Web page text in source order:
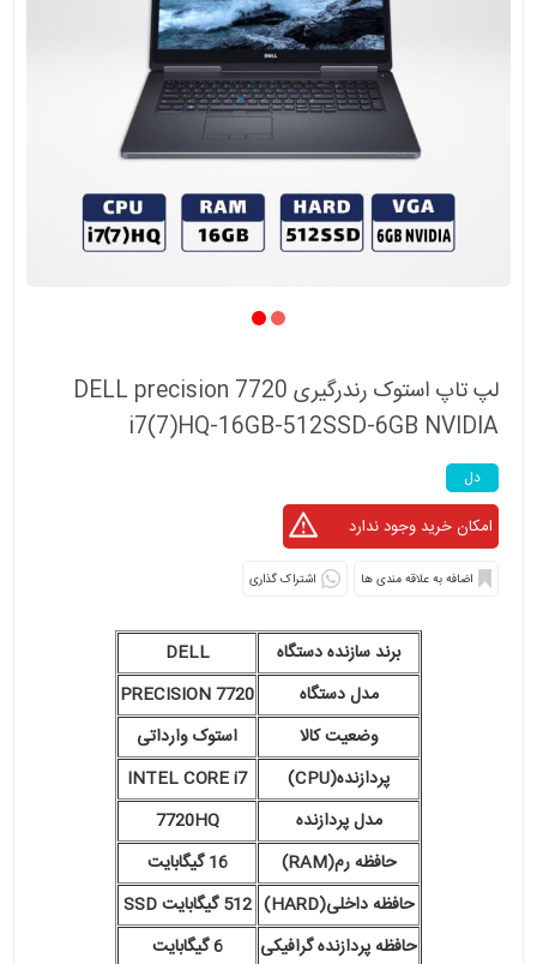
لپ تاپ استوک رندرگیری DELL precision 7720
i7(7)HQ-16GB-512SSD-6GB NVIDIA
دل
اشتراک گذاری
برند سازنده دستگاه
DELL
مدل دستگاه
PRECISION 7720
وضعیت کالا
استوک وارداتی
پردازنده(CPU)
INTEL CORE i7
مدل پردازنده
7720HQ
حافظه رم(RAM)
16 گیگابایت
حافظه داخلی(HARD)
512 گیگابایت SSD
حافظه پردازنده گرافیکی
6 گیگابایت